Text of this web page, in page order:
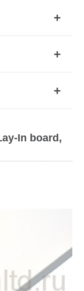
In board,